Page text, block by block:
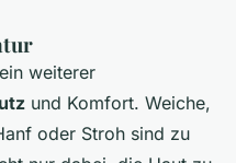
weiterer
und Komfort. Weiche,
oder Stroh sind zu